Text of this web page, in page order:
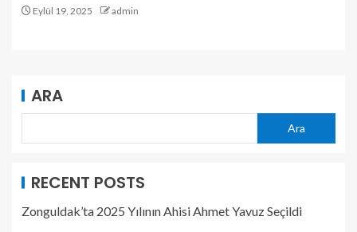
Eylül 19, 2025 admin
ARA
Ara
RECENT POSTS
Zonguldak’ta 2025 Yılının Ahisi Ahmet Yavuz Seçildi